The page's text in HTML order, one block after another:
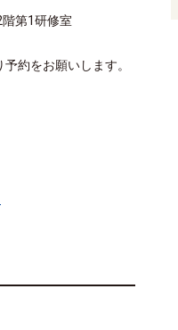
第1研修室
約をお願いします。